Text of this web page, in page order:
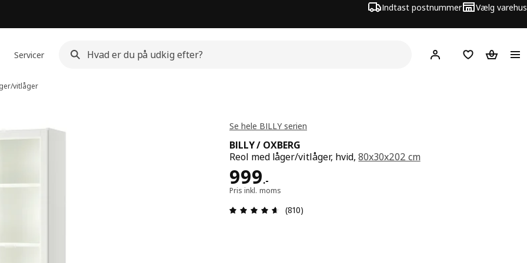
Indtast postnummer Vælg varehus
Servicer Hej! Log ind her
Huskeliste
Kurv
vitlåger
Se hele BILLY serien
BILLY / OXBERG
Reol med låger/vitlåger, hvid,80x30x202 cm
999.-
Pris 999.-
Pris inkl. moms
Anmeldelse: 4.6 Ud af 5 Stjerner. Anmeldelser i alt: 810
(810)